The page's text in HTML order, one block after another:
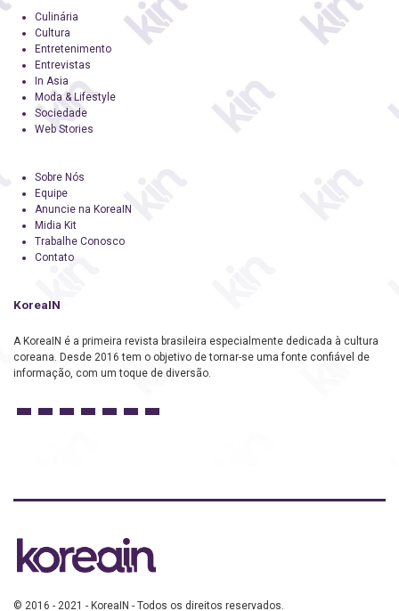
Culinária
Cultura
Entretenimento
Entrevistas
In Asia
Moda & Lifestyle
Sociedade
Web Stories
Sobre Nós
Equipe
Anuncie na KoreaIN
Midia Kit
Trabalhe Conosco
Contato
KoreaIN
A KoreaIN é a primeira revista brasileira especialmente dedicada à cultura
coreana. Desde 2016 tem o objetivo de tornar-se uma fonte confiável de
informação, com um toque de diversão.
© 2016 - 2021 - KoreaIN - Todos os direitos reservados.